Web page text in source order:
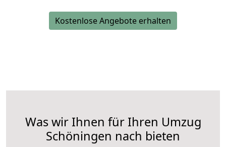
Kostenlose Angebote erhalten
Was wir Ihnen für Ihren Umzug
Schöningen nach bieten